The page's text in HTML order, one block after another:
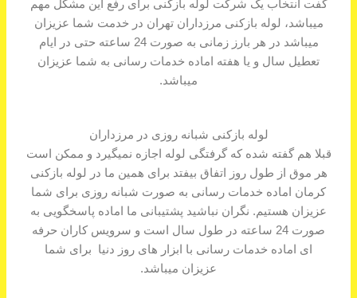
گفت انتخاب یک شرکت لوله بازکنی برای رفع این مشکل مهم
میباشد، لوله بازکنی مرزداران تهران در خدمت شما عزیزان
میباشد در هر بارز زمانی به صورت 24 ساعته حتی در ایام
تعطیل سال و یا هفته اماده خدمات رسانی به شما عزیزان
میباشد.
لوله بازکنی شبانه روزی در مرزداران
قبلا هم گفته شده که گرفتگی لوله اجازه نمیگیرد و ممکن است
هر موق از طول روز اتفاق بیفتد برای همین ما در لوله بازکنی
کرمان اماده خدمات رسانی به صورت شبانه روزی برای شما
عزیزان هستیم. نگران نباشید پشتیبانی ما اماده پاسخگویی به
صورت 24 ساعته در طول سال است و سرویس کاران حرفه
ای اماده خدمات رسانی با ابزار های روز دنیا برای شما
عزیزان میباشد.